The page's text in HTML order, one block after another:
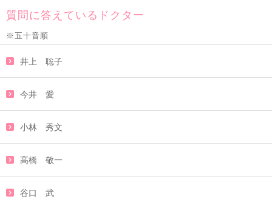
質問に答えているドクター
※五十音順
井上 聡子
今井 愛
小林 秀文
高橋 敬一
谷口 武